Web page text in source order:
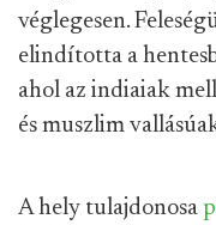
véglegesen.
elindította a
ahol az indiaiak
és muszlim
A hely tulajdonosa